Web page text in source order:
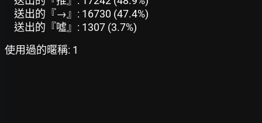
送出的『→』: 16730 (47.4%)
送出的『噓』: 1307 (3.7%)
使用過的暱稱: 1